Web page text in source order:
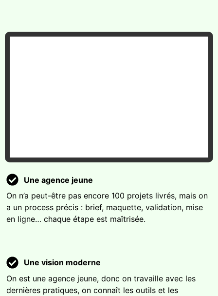
Une agence jeune
On n’a peut-être pas encore 100 projets livrés, mais on
a un process précis : brief, maquette, validation, mise
en ligne… chaque étape est maîtrisée.
Une vision moderne
On est une agence jeune, donc on travaille avec les
dernières pratiques, on connaît les outils et les